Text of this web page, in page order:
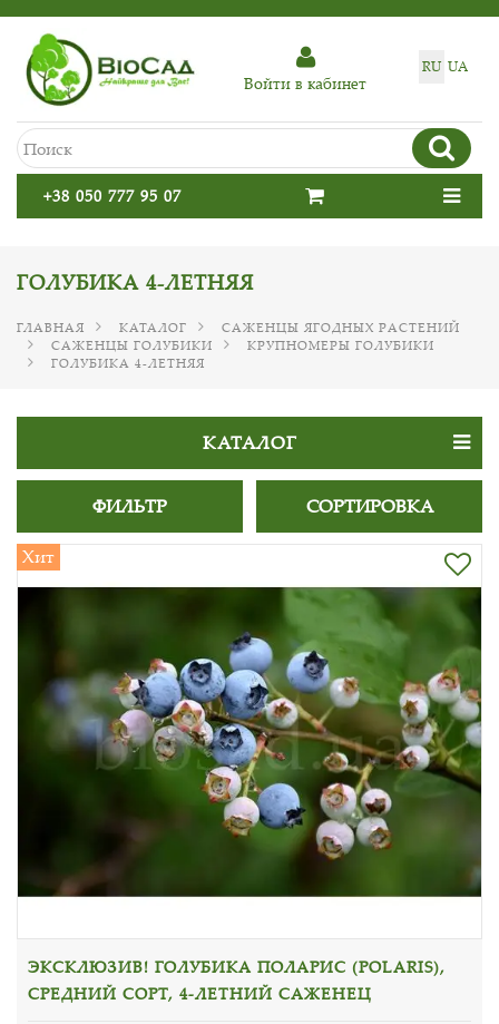
RU UA
Войти в кабинет
+38 050 777 95 07
ГОЛУБИКА 4-ЛЕТНЯЯ
ГЛАВНАЯ КАТАЛОГ
САЖЕНЦЫ ЯГОДНЫХ РАСТЕНИЙ
САЖЕНЦЫ ГОЛУБИКИ
КРУПНОМЕРЫ ГОЛУБИКИ
ГОЛУБИКА 4-ЛЕТНЯЯ
КАТАЛОГ
ФИЛЬТР СОРТИРОВКА
Хит
ЭКСКЛЮЗИВ! ГОЛУБИКА ПОЛАРИС (POLARIS),
СРЕДНИЙ СОРТ, 4-ЛЕТНИЙ САЖЕНЕЦ